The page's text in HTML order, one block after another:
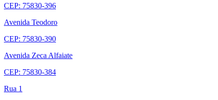
CEP: 75830-396
Avenida Teodoro
CEP: 75830-390
Avenida Zeca Alfaiate
CEP: 75830-384
Rua 1